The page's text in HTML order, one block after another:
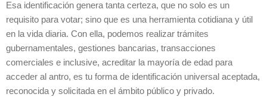
Esa identificación genera tanta certeza, que no solo es un
requisito para votar; sino que es una herramienta cotidiana y útil
en la vida diaria. Con ella, podemos realizar trámites
gubernamentales, gestiones bancarias, transacciones
comerciales e inclusive, acreditar la mayoría de edad para
acceder al antro, es tu forma de identificación universal aceptada,
reconocida y solicitada en el ámbito público y privado.